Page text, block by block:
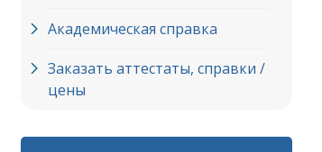
Академическая справка
Заказать аттестаты, справки /
цены